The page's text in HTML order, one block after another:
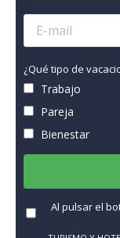
¿Qué tipo de
Trabajo
Pareja
Bienestar
Al pulsar el